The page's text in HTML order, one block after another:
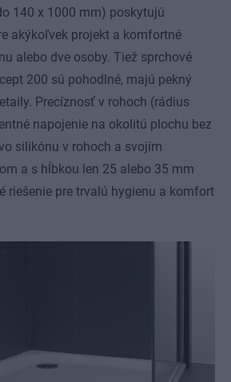
140 x 1000 mm) poskytujú
akýkoľvek projekt a komfortné
alebo dve osoby. Tiež sprchové
200 sú pohodlné, majú pekný
Precíznosť v rohoch (rádius
napojenie na okolitú plochu bez
silikónu v rohoch a svojím
a s hĺbkou len 25 alebo 35 mm
riešenie pre trvalú hygienu a komfort